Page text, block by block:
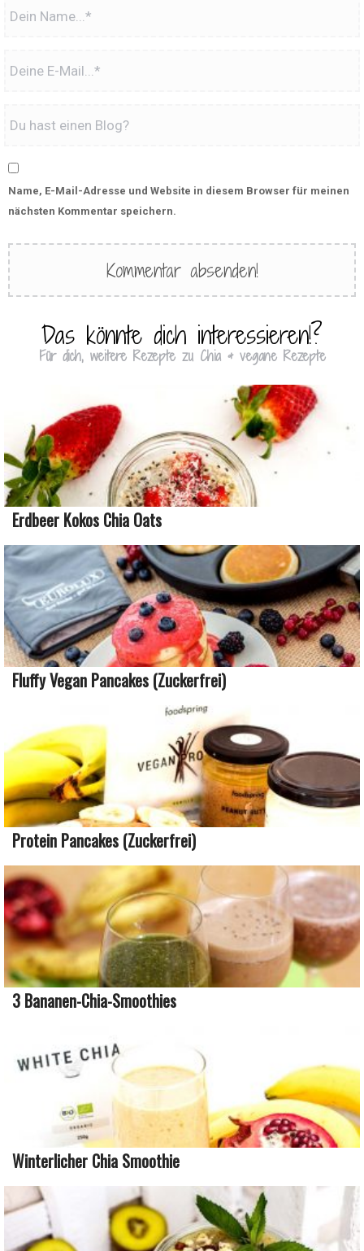
Name, E-Mail-Adresse und Website in diesem Browser für meinen
nächsten Kommentar speichern.
Das könnte dich interessieren!?
Für dich, weitere Rezepte zu Chia & vegane Rezepte
Erdbeer Kokos Chia Oats
Fluffy Vegan Pancakes (zuckerfrei)
Protein Pancakes (zuckerfrei)
3 Bananen-Chia-Smoothies
Winterlicher Chia Smoothie